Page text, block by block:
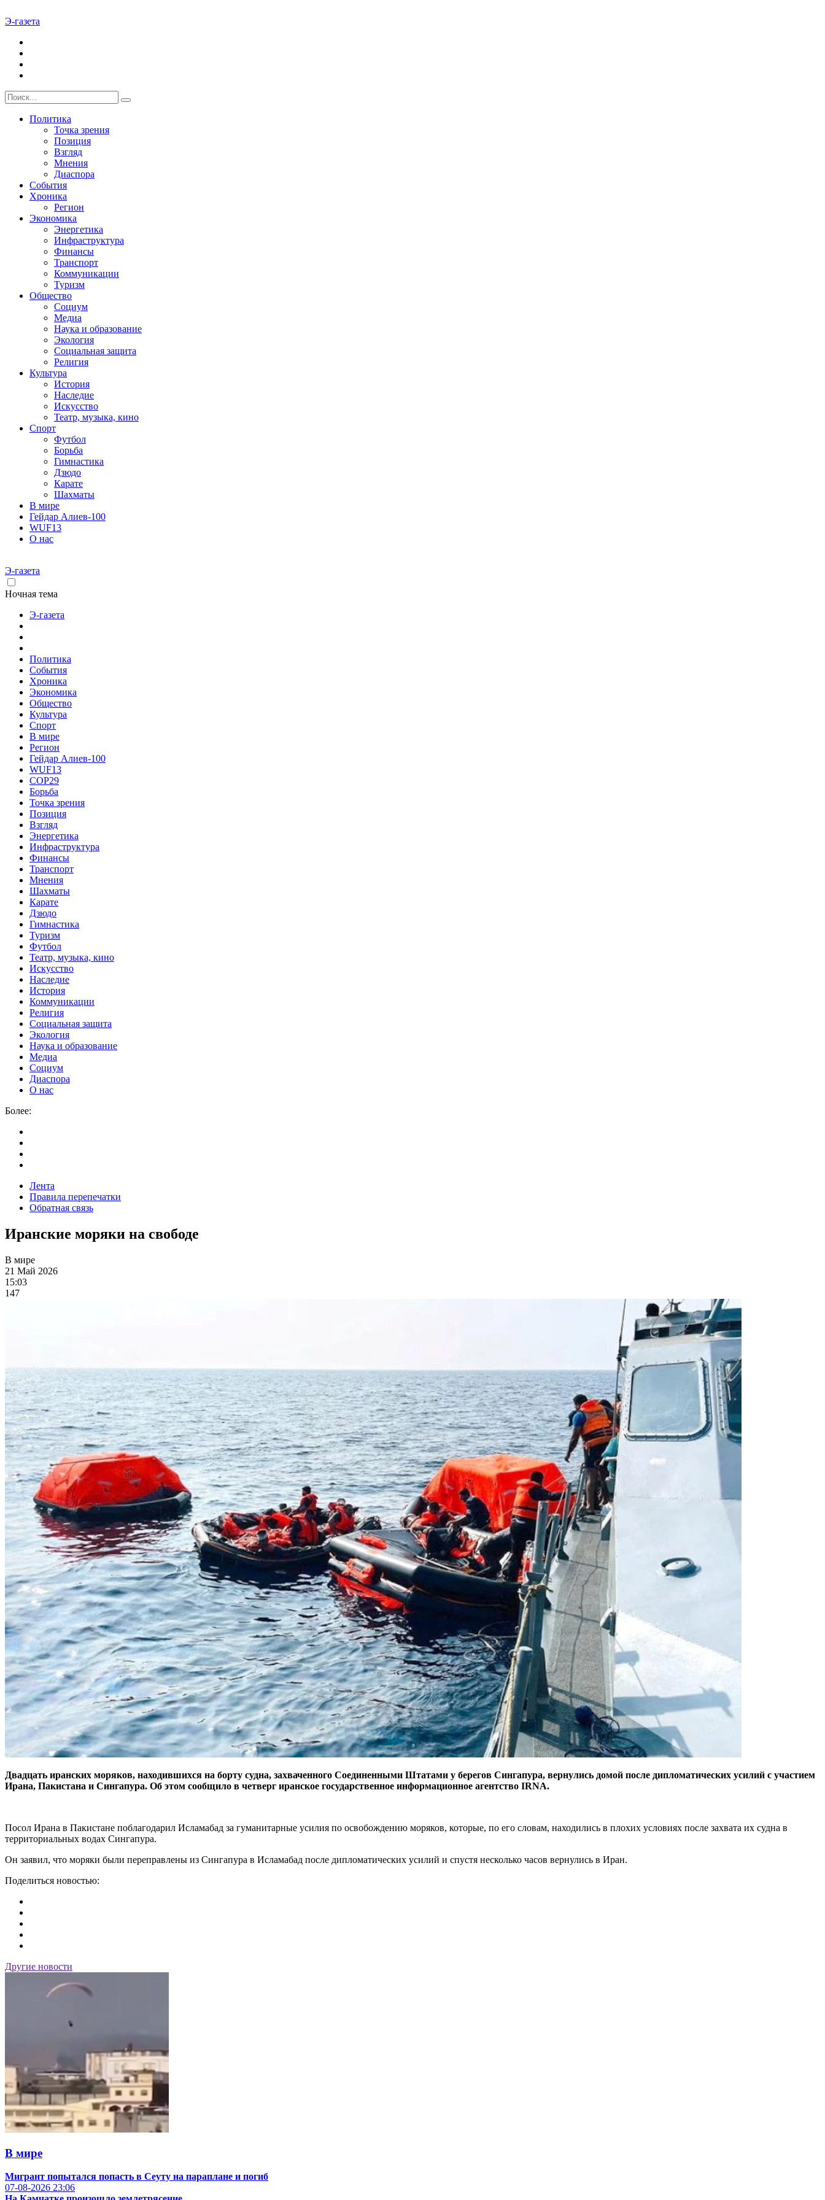
Э-газета
Политика
Точка зрения
Позиция
Взгляд
Мнения
Диаспора
События
Хроника
Регион
Экономика
Энергетика
Инфраструктура
Финансы
Транспорт
Коммуникации
Туризм
Общество
Социум
Медиа
Наука и образование
Экология
Социальная защита
Религия
Культура
История
Наследие
Искусство
Театр, музыка, кино
Спорт
Футбол
Борьба
Гимнастика
Дзюдо
Карате
Шахматы
В мире
Гейдар Алиев-100
WUF13
О нас
Э-газета
Ночная тема
Э-газета
Политика
События
Хроника
Экономика
Общество
Культура
Спорт
В мире
Регион
Гейдар Алиев-100
WUF13
COP29
Борьба
Точка зрения
Позиция
Взгляд
Энергетика
Инфраструктура
Финансы
Транспорт
Мнения
Шахматы
Карате
Дзюдо
Гимнастика
Туризм
Футбол
Театр, музыка, кино
Искусство
Наследие
История
Коммуникации
Религия
Социальная защита
Экология
Наука и образование
Медиа
Социум
Диаспора
О нас
Более:
Лента
Правила перепечатки
Обратная связь
Иранские моряки на свободе
В мире
21 Май 2026
15:03
147
Двадцать иранских моряков, находившихся на борту судна, захваченного Соединенными Штатами у берегов Сингапура, вернулись домой после дипломатических усилий с участием
Ирана, Пакистана и Сингапура. Об этом сообщило в четверг иранское государственное информационное агентство IRNA.
Посол Ирана в Пакистане поблагодарил Исламабад за гуманитарные усилия по освобождению моряков, которые, по его словам, находились в плохих условиях после захвата их судна в
территориальных водах Сингапура.
Он заявил, что моряки были переправлены из Сингапура в Исламабад после дипломатических усилий и спустя несколько часов вернулись в Иран.
Поделиться новостью:
Другие новости
В мире
Мигрант попытался попасть в Сеуту на параплане и погиб
07-08-2026 23:06